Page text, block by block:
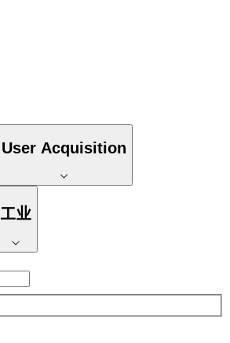
User Acquisition
工业